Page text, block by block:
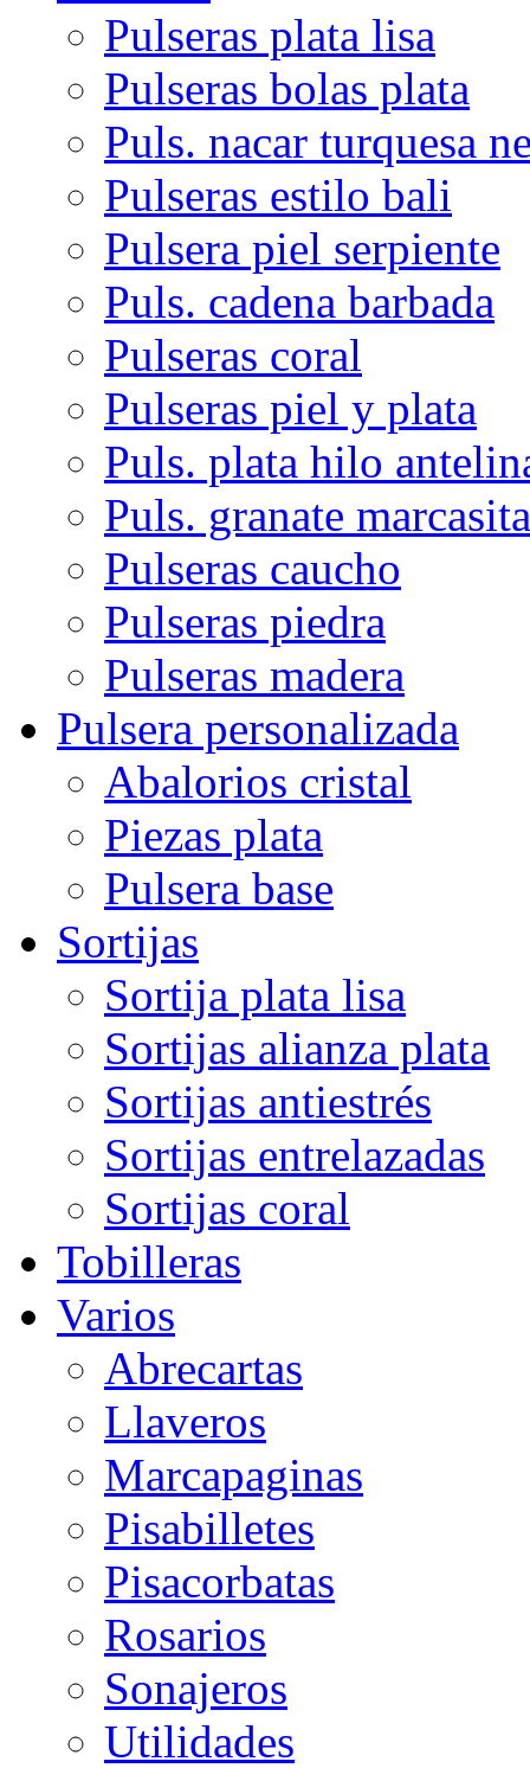
Pulseras plata lisa
Pulseras bolas plata
Puls. nacar turquesa
Pulseras estilo bali
Pulsera piel serpiente
Puls. cadena barbada
Pulseras coral
Pulseras piel y plata
Puls. plata hilo
Puls. granate marcasita
Pulseras caucho
Pulseras piedra
Pulseras madera
Pulsera personalizada
Abalorios cristal
Piezas plata
Pulsera base
Sortijas
Sortija plata lisa
Sortijas alianza plata
Sortijas antiestrés
Sortijas entrelazadas
Sortijas coral
Tobilleras
Varios
Abrecartas
Llaveros
Marcapaginas
Pisabilletes
Pisacorbatas
Rosarios
Sonajeros
Utilidades